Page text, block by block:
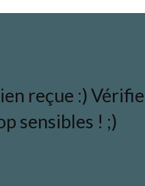
reçue :)
sensibles ! ;)